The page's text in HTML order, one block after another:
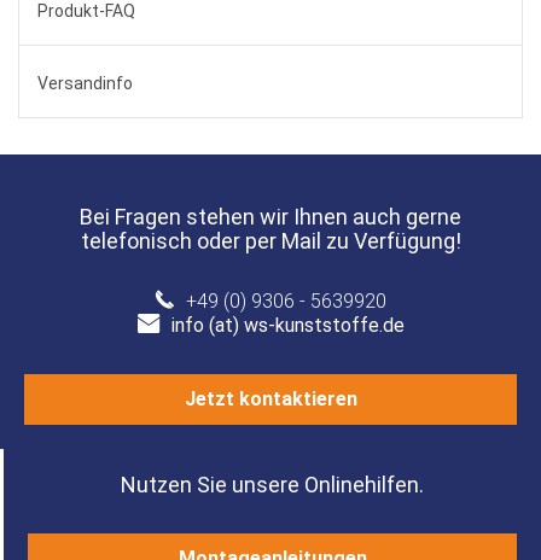
Produkt-FAQ
Versandinfo
Bei Fragen stehen wir Ihnen auch gerne
telefonisch oder per Mail zu Verfügung!
+49 (0) 9306 - 5639920
info (at) ws-kunststoffe.de
Jetzt kontaktieren
Nutzen Sie unsere Onlinehilfen.